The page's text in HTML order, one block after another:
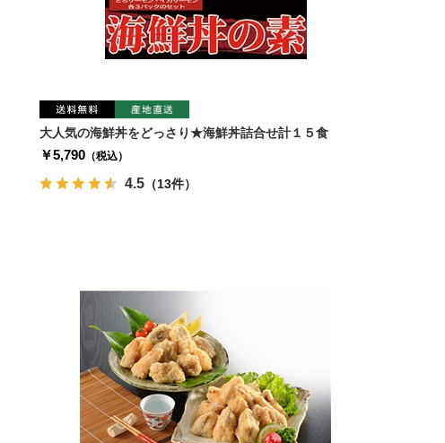
大人気の海鮮丼をどっさり★海鮮丼詰合せ計１５食
￥5,790 （税込）
4.5 （13件）